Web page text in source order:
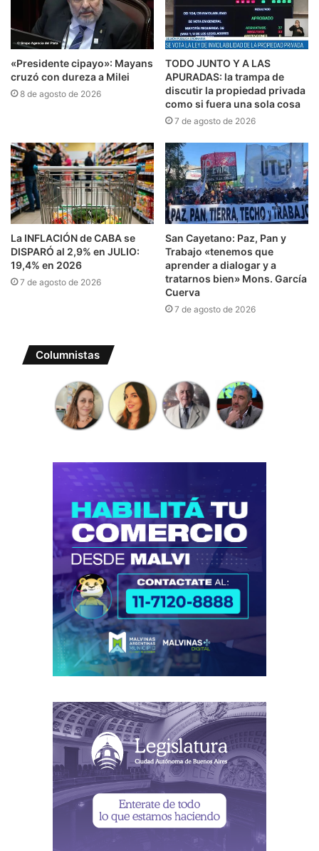
«Presidente cipayo»: Mayans
cruzó con dureza a Milei
8 de agosto de 2026
TODO JUNTO Y A LAS
APURADAS: la trampa de
discutir la propiedad privada
como si fuera una sola cosa
7 de agosto de 2026
La INFLACIÓN de CABA se
DISPARÓ al 2,9% en JULIO:
19,4% en 2026
7 de agosto de 2026
San Cayetano: Paz, Pan y
Trabajo «tenemos que
aprender a dialogar y a
tratarnos bien» Mons. García
Cuerva
7 de agosto de 2026
Columnistas